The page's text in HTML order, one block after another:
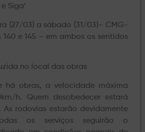
Siga’
(27/03) a sábado (31/03)– CMG-
e 145 – em ambos os sentidos
no local das obras
há obras, a velocidade máxima
h. Quem desobedecer estará
As rodovias estarão devidamente
os serviços seguirão o